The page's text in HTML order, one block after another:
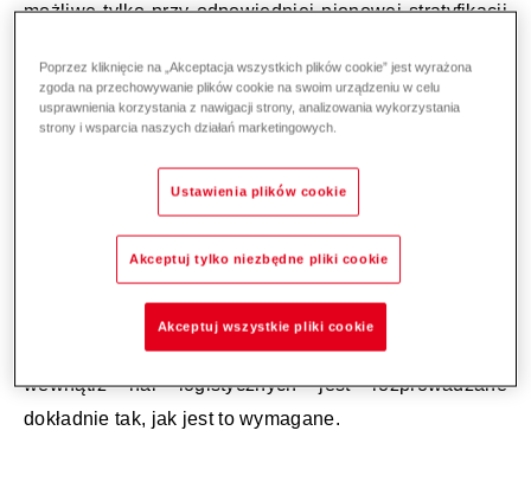
możliwe tylko przy odpowiedniej pionowej stratyfikacji
Zalety dystrybucji powietrza: Air-
Specyficzne właściwości przepływu skrętnych
firmy Hoval - zapewniają, że powietrze
wewnątrz hal logistycznych jest rozprowadzane
dokładnie tak, jak jest to wymagane.
Poprzez kliknięcie na „Akceptacja wszystkich plików cookie” jest wyrażona
zgoda na przechowywanie plików cookie na swoim urządzeniu w celu
usprawnienia korzystania z nawigacji strony, analizowania wykorzystania
strony i wsparcia naszych działań marketingowych.
Ustawienia plików cookie
Akceptuj tylko niezbędne pliki cookie
Akceptuj wszystkie pliki cookie